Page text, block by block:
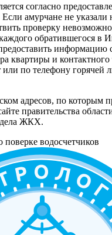
согласно
амурчане не указали
проверку
обратившегося в
информацию
квартиры и контактного
или по телефону
адресов, по которым
правительства
ЖКХ.
водосчетчиков